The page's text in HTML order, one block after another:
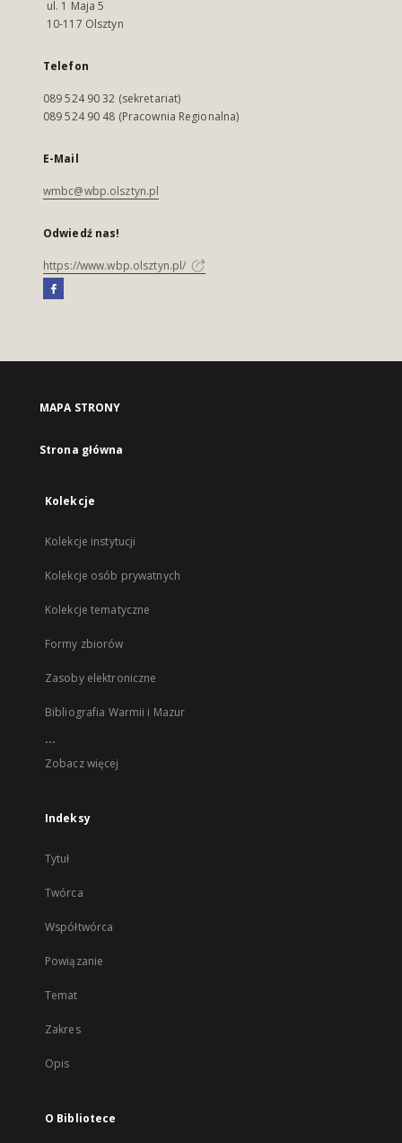
ul. 1 Maja 5
10-117 Olsztyn
Telefon
089 524 90 32 (sekretariat)
089 524 90 48 (Pracownia Regionalna)
E-Mail
wmbc@wbp.olsztyn.pl
Odwiedź nas!
https://www.wbp.olsztyn.pl/
MAPA STRONY
Strona główna
Kolekcje
Kolekcje instytucji
Kolekcje osób prywatnych
Kolekcje tematyczne
Formy zbiorów
Zasoby elektroniczne
Bibliografia Warmii i Mazur
...
Zobacz więcej
Indeksy
Tytuł
Twórca
Współtwórca
Powiązanie
Temat
Zakres
Opis
O Bibliotece